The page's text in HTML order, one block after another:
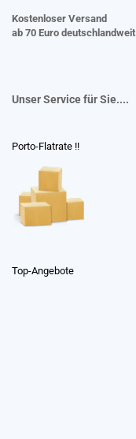
Kostenloser Versand
ab 70 Euro deutschlandweit
Unser Service für Sie....
Porto-Flatrate !!
Top-Angebote